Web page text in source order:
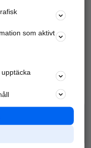
annonsera mot
nära dig.
sökningar
som aktivt